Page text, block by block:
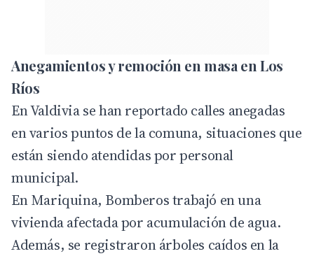
Anegamientos y remoción en masa en Los
Ríos
En Valdivia se han reportado calles anegadas
en varios puntos de la comuna, situaciones que
están siendo atendidas por personal
municipal.
En Mariquina, Bomberos trabajó en una
vivienda afectada por acumulación de agua.
Además, se registraron árboles caídos en la